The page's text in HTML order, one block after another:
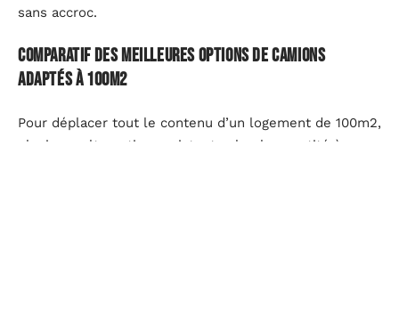
sans accroc.
Comparatif des meilleures options de camions
adaptés à 100m2
Pour déplacer tout le contenu d’un logement de 100m2,
plusieurs alternatives existent selon la quantité à